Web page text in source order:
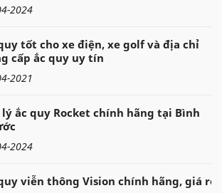
2024
tốt cho xe điện, xe golf và địa chỉ
cấp ắc quy uy tín
2021
ắc quy Rocket chính hãng tại Bình
2024
viễn thông Vision chính hãng, giá rẻ